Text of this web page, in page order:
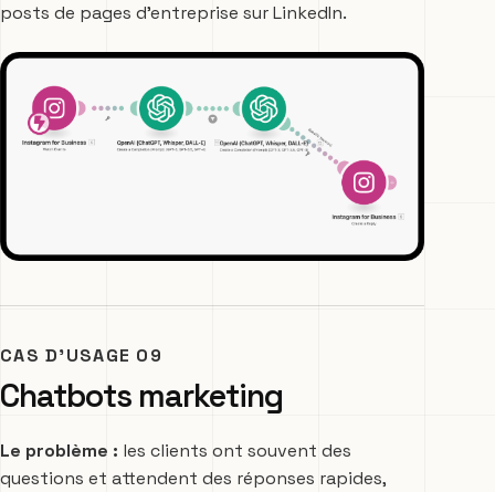
posts de pages d’entreprise sur LinkedIn.
CAS D’USAGE 09
Chatbots marketing
Le problème : les clients ont souvent des
questions et attendent des réponses rapides,